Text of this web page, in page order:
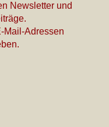
Newsletter und
Mail-Adressen